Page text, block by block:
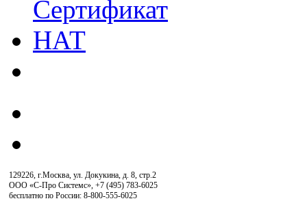
129226, г.Москва, ул. Докукина, д. 8, стр.2
ООО «С-Про Системс», +7 (495) 783-6025
бесплатно по России: 8-800-555-6025